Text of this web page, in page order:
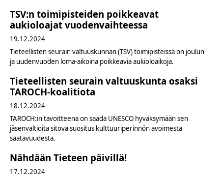
TSV:n toimipisteiden poikkeavat
aukioloajat vuodenvaihteessa
19.12.2024
Tieteellisten seurain valtuuskunnan (TSV) toimipisteissä on joulun
ja uudenvuoden loma-aikoina poikkeavia aukioloaikoja.
Tieteellisten seurain valtuuskunta osaksi
TAROCH-koalitiota
18.12.2024
TAROCH:in tavoitteena on saada UNESCO hyväksymään sen
jäsenvaltioita sitova suositus kulttuuriperinnön avoimesta
saatavuudesta.
Nähdään Tieteen päivillä!
17.12.2024